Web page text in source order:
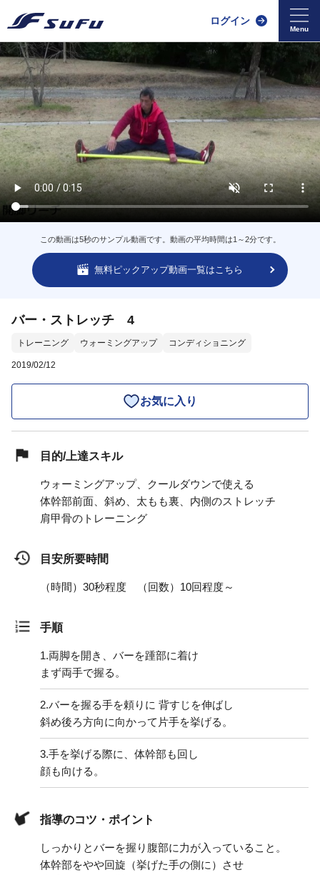
ログイン
この動画は5秒のサンプル動画です。動画の平均時間は1～2分です。
無料ピックアップ動画一覧はこちら
バー・ストレッチ 4
トレーニング ウォーミングアップ コンディショニング
2019/02/12
お気に入り
目的/上達スキル
ウォーミングアップ、クールダウンで使える
体幹部前面、斜め、太もも裏、内側のストレッチ
肩甲骨のトレーニング
目安所要時間
（時間）30秒程度 （回数）10回程度～
手順
1.両脚を開き、バーを踵部に着け
まず両手で握る。
2.バーを握る手を頼りに 背すじを伸ばし
斜め後ろ方向に向かって片手を挙げる。
3.手を挙げる際に、体幹部も回し
顔も向ける。
指導のコツ・ポイント
しっかりとバーを握り腹部に力が入っていること。
体幹部をやや回旋（挙げた手の側に）させ